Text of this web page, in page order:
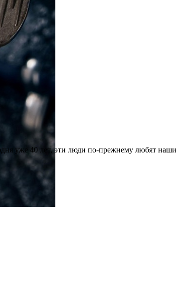
уже 40 лет, эти люди по-прежнему любят наши